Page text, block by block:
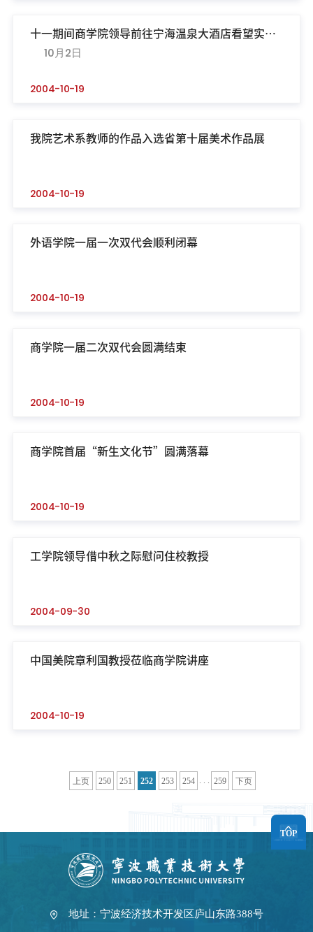
十一期间商学院领导前往宁海温泉大酒店看望实习
学生
10月2日
2004-10-19
我院艺术系教师的作品入选省第十届美术作品展
2004-10-19
外语学院一届一次双代会顺利闭幕
2004-10-19
商学院一届二次双代会圆满结束
2004-10-19
商学院首届“新生文化节”圆满落幕
2004-10-19
工学院领导借中秋之际慰问住校教授
2004-09-30
中国美院章利国教授莅临商学院讲座
2004-10-19
上页 250 251 252 253 254 . . . 259 下页
TOP
地址：宁波经济技术开发区庐山东路388号